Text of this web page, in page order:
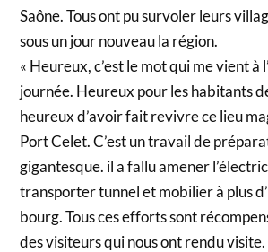
Saône. Tous ont pu survoler leurs
sous un jour nouveau la région.
« Heureux, c’est le mot qui me vient à
journée. Heureux pour les habitants
heureux d’avoir fait revivre ce lieu
Port Celet. C’est un travail de
gigantesque. il a fallu amener
transporter tunnel et mobilier à plus
bourg. Tous ces efforts sont
des visiteurs qui nous ont rendu